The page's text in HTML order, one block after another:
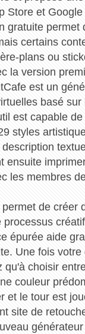
Store et
gratuite permet
certains
plans ou
la version
est un
basé sur
est capable
styles
description
ensuite
les membres
de créer
processus
épurée aide
Une fois votre
qu'à choisir
couleur
et le tour est
site de